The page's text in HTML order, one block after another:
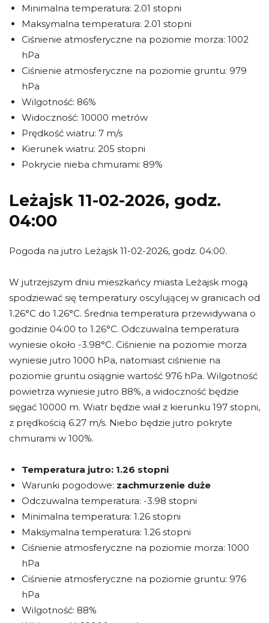
Minimalna temperatura: 2.01 stopni
Maksymalna temperatura: 2.01 stopni
Ciśnienie atmosferyczne na poziomie morza: 1002
hPa
Ciśnienie atmosferyczne na poziomie gruntu: 979
hPa
Wilgotność: 86%
Widoczność: 10000 metrów
Prędkość wiatru: 7 m/s
Kierunek wiatru: 205 stopni
Pokrycie nieba chmurami: 89%
Leżajsk 11-02-2026, godz.
04:00
Pogoda na jutro Leżajsk 11-02-2026, godz. 04:00.
W jutrzejszym dniu mieszkańcy miasta Leżajsk mogą
spodziewać się temperatury oscylującej w granicach od
1.26°C do 1.26°C. Średnia temperatura przewidywana o
godzinie 04:00 to 1.26°C. Odczuwalna temperatura
wyniesie około -3.98°C. Ciśnienie na poziomie morza
wyniesie jutro 1000 hPa, natomiast ciśnienie na
poziomie gruntu osiągnie wartość 976 hPa. Wilgotność
powietrza wyniesie jutro 88%, a widoczność będzie
sięgać 10000 m. Wiatr będzie wiał z kierunku 197 stopni,
z prędkością 6.27 m/s. Niebo będzie jutro pokryte
chmurami w 100%.
Temperatura jutro: 1.26 stopni
Warunki pogodowe: zachmurzenie duże
Odczuwalna temperatura: -3.98 stopni
Minimalna temperatura: 1.26 stopni
Maksymalna temperatura: 1.26 stopni
Ciśnienie atmosferyczne na poziomie morza: 1000
hPa
Ciśnienie atmosferyczne na poziomie gruntu: 976
hPa
Wilgotność: 88%